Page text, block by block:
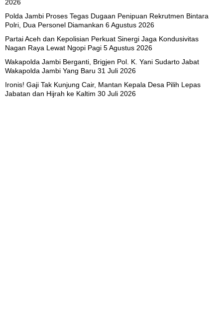
2026
Polda Jambi Proses Tegas Dugaan Penipuan Rekrutmen Bintara
Polri, Dua Personel Diamankan 6 Agustus 2026
Partai Aceh dan Kepolisian Perkuat Sinergi Jaga Kondusivitas
Nagan Raya Lewat Ngopi Pagi 5 Agustus 2026
Wakapolda Jambi Berganti, Brigjen Pol. K. Yani Sudarto Jabat
Wakapolda Jambi Yang Baru 31 Juli 2026
Ironis! Gaji Tak Kunjung Cair, Mantan Kepala Desa Pilih Lepas
Jabatan dan Hijrah ke Kaltim 30 Juli 2026